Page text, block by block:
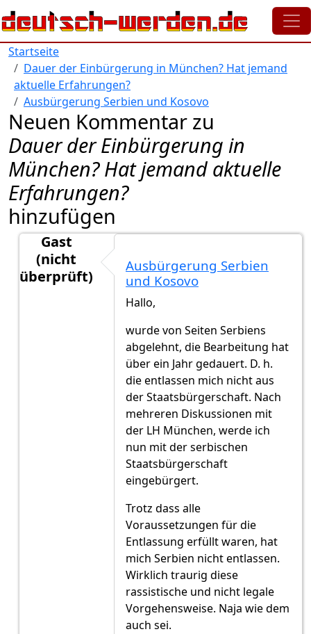
Direkt zum Inhalt
Startseite
Dauer der Einbürgerung in München? Hat jemand
aktuelle Erfahrungen?
Ausbürgerung Serbien und Kosovo
Neuen Kommentar zu
Dauer der Einbürgerung in
München? Hat jemand aktuelle
Erfahrungen?
hinzufügen
Gast
(nicht
überprüft)
Ausbürgerung Serbien
und Kosovo
Hallo,
wurde von Seiten Serbiens
abgelehnt, die Bearbeitung hat
über ein Jahr gedauert. D. h.
die entlassen mich nicht aus
der Staatsbürgerschaft. Nach
mehreren Diskussionen mit
der LH München, werde ich
nun mit der serbischen
Staatsbürgerschaft
eingebürgert.
Trotz dass alle
Voraussetzungen für die
Entlassung erfüllt waren, hat
mich Serbien nicht entlassen.
Wirklich traurig diese
rassistische und nicht legale
Vorgehensweise. Naja wie dem
auch sei.